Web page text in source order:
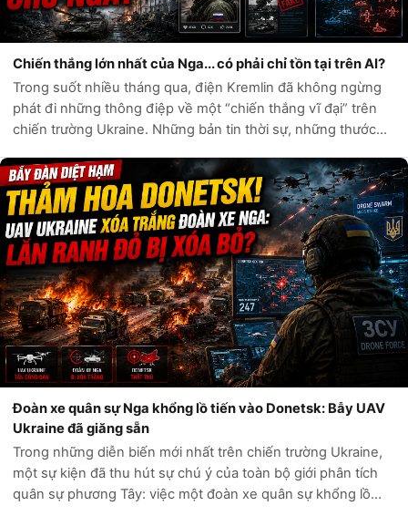
Chiến thắng lớn nhất của Nga... có phải chỉ tồn tại trên AI?
Trong suốt nhiều tháng qua, điện Kremlin đã không ngừng
phát đi những thông điệp về một “chiến thắng vĩ đại” trên
chiến trường Ukraine. Những bản tin thời sự, những thước
ngợi sức mạnh quân...
Đoàn xe quân sự Nga khổng lồ tiến vào Donetsk: Bẫy UAV
Ukraine đã giăng sẵn
Trong những diễn biến mới nhất trên chiến trường Ukraine,
một sự kiện đã thu hút sự chú ý của toàn bộ giới phân tích
quân sự phương Tây: việc một đoàn xe quân sự khổng lồ